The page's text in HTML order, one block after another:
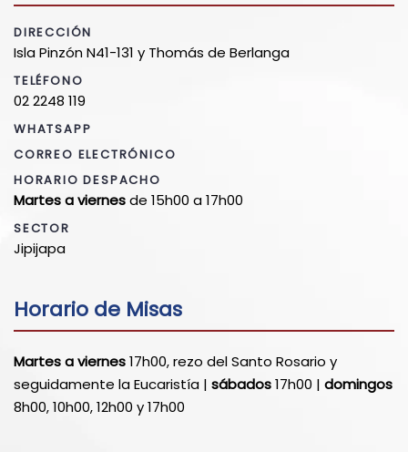
DIRECCIÓN
Isla Pinzón N41-131 y Thomás de Berlanga
TELÉFONO
02 2248 119
WHATSAPP
CORREO ELECTRÓNICO
HORARIO DESPACHO
Martes a viernesde 15h00 a 17h00
SECTOR
Jipijapa
Horario de Misas
Martes a viernes17h00, rezo del Santo Rosario y
seguidamente la Eucaristía | sábados17h00 | domingos
8h00, 10h00, 12h00 y 17h00